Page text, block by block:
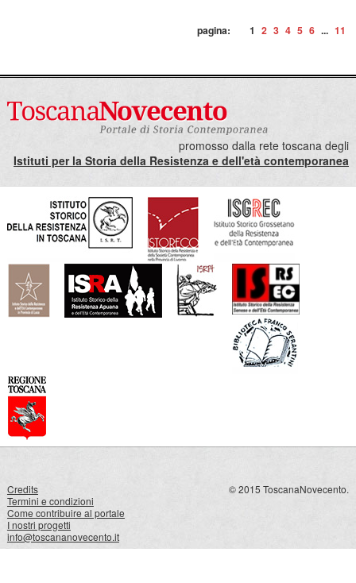
pagina: 1 2 3 4 5 6 ... 11
promosso dalla rete toscana degli
Istituti per la Storia della Resistenza e dell'età contemporanea
Credits
Termini e condizioni
Come contribuire al portale
I nostri progetti
info@toscananovecento.it
© 2015 ToscanaNovecento.